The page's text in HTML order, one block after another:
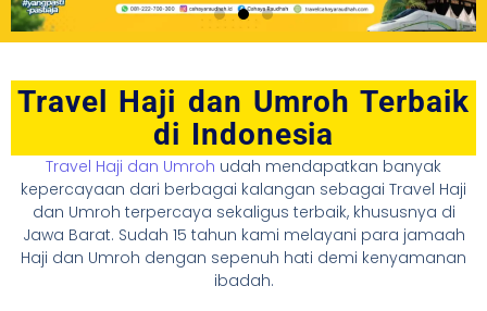
Travel Haji dan Umroh Terbaik
di Indonesia
Travel Haji dan Umroh udah mendapatkan banyak
kepercayaan dari berbagai kalangan sebagai Travel Haji
dan Umroh terpercaya sekaligus terbaik, khususnya di
Jawa Barat. Sudah 15 tahun kami melayani para jamaah
Haji dan Umroh dengan sepenuh hati demi kenyamanan
ibadah.